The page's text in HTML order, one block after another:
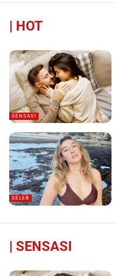
| HOT
SENSASI
SELEB
| SENSASI